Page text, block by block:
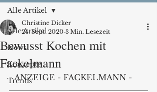
Alle Artikel
News
Konzepte
Trends
Alle Artikel
Bewusst Kochen mit
Fackelmann
Christine Dicker
24. Sept. 2020 3 Min. Lesezeit
- ANZEIGE - FACKELMANN -